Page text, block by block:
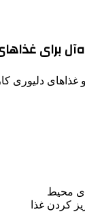
برای
دلیوری
محیط
کردن غذا